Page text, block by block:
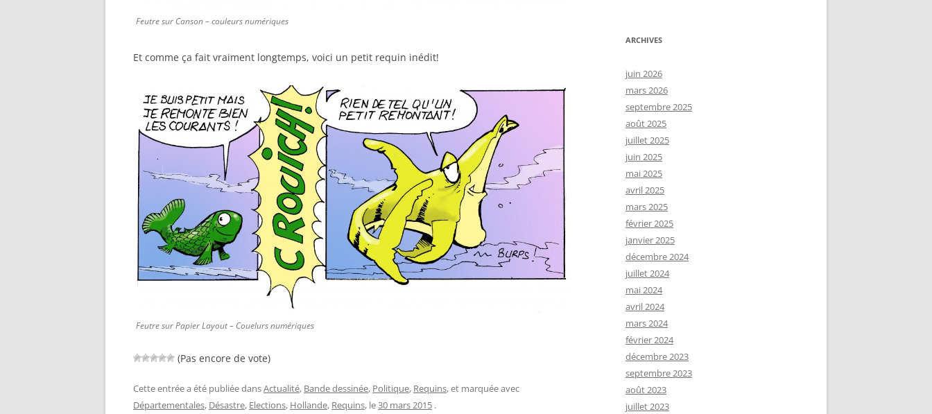
Feutre sur Canson – couleurs numériques
Et comme ça fait vraiment longtemps, voici un petit requin inédit!
Feutre sur Papier Layout – Couelurs numériques
(Pas encore de vote)
Cette entrée a été publiée dansActualité, Bande dessinée, Politique, Requins, et marquée avec
Départementales, Désastre, Elections, Hollande, Requins, le30 mars 2015 .
ARCHIVES
juin 2026
mars 2026
septembre 2025
août 2025
juillet 2025
juin 2025
mai 2025
avril 2025
mars 2025
février 2025
janvier 2025
décembre 2024
juillet 2024
mai 2024
avril 2024
mars 2024
février 2024
décembre 2023
septembre 2023
août 2023
juillet 2023